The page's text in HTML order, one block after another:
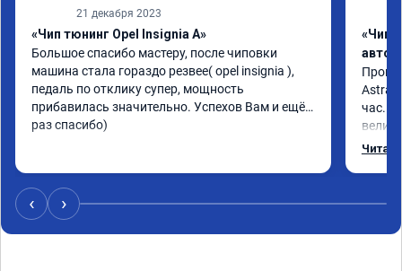
21 декабря 2023
«Чип тюнинг Opel Insignia A»
Большое спасибо мастеру, после чиповки
машина стала гораздо резвее( opel insignia ),
педаль по отклику супер, мощность
прибавилась значительно. Успехов Вам и ещё
раз спасибо)
«Чип
Astra
час.
Номер
‹ ›